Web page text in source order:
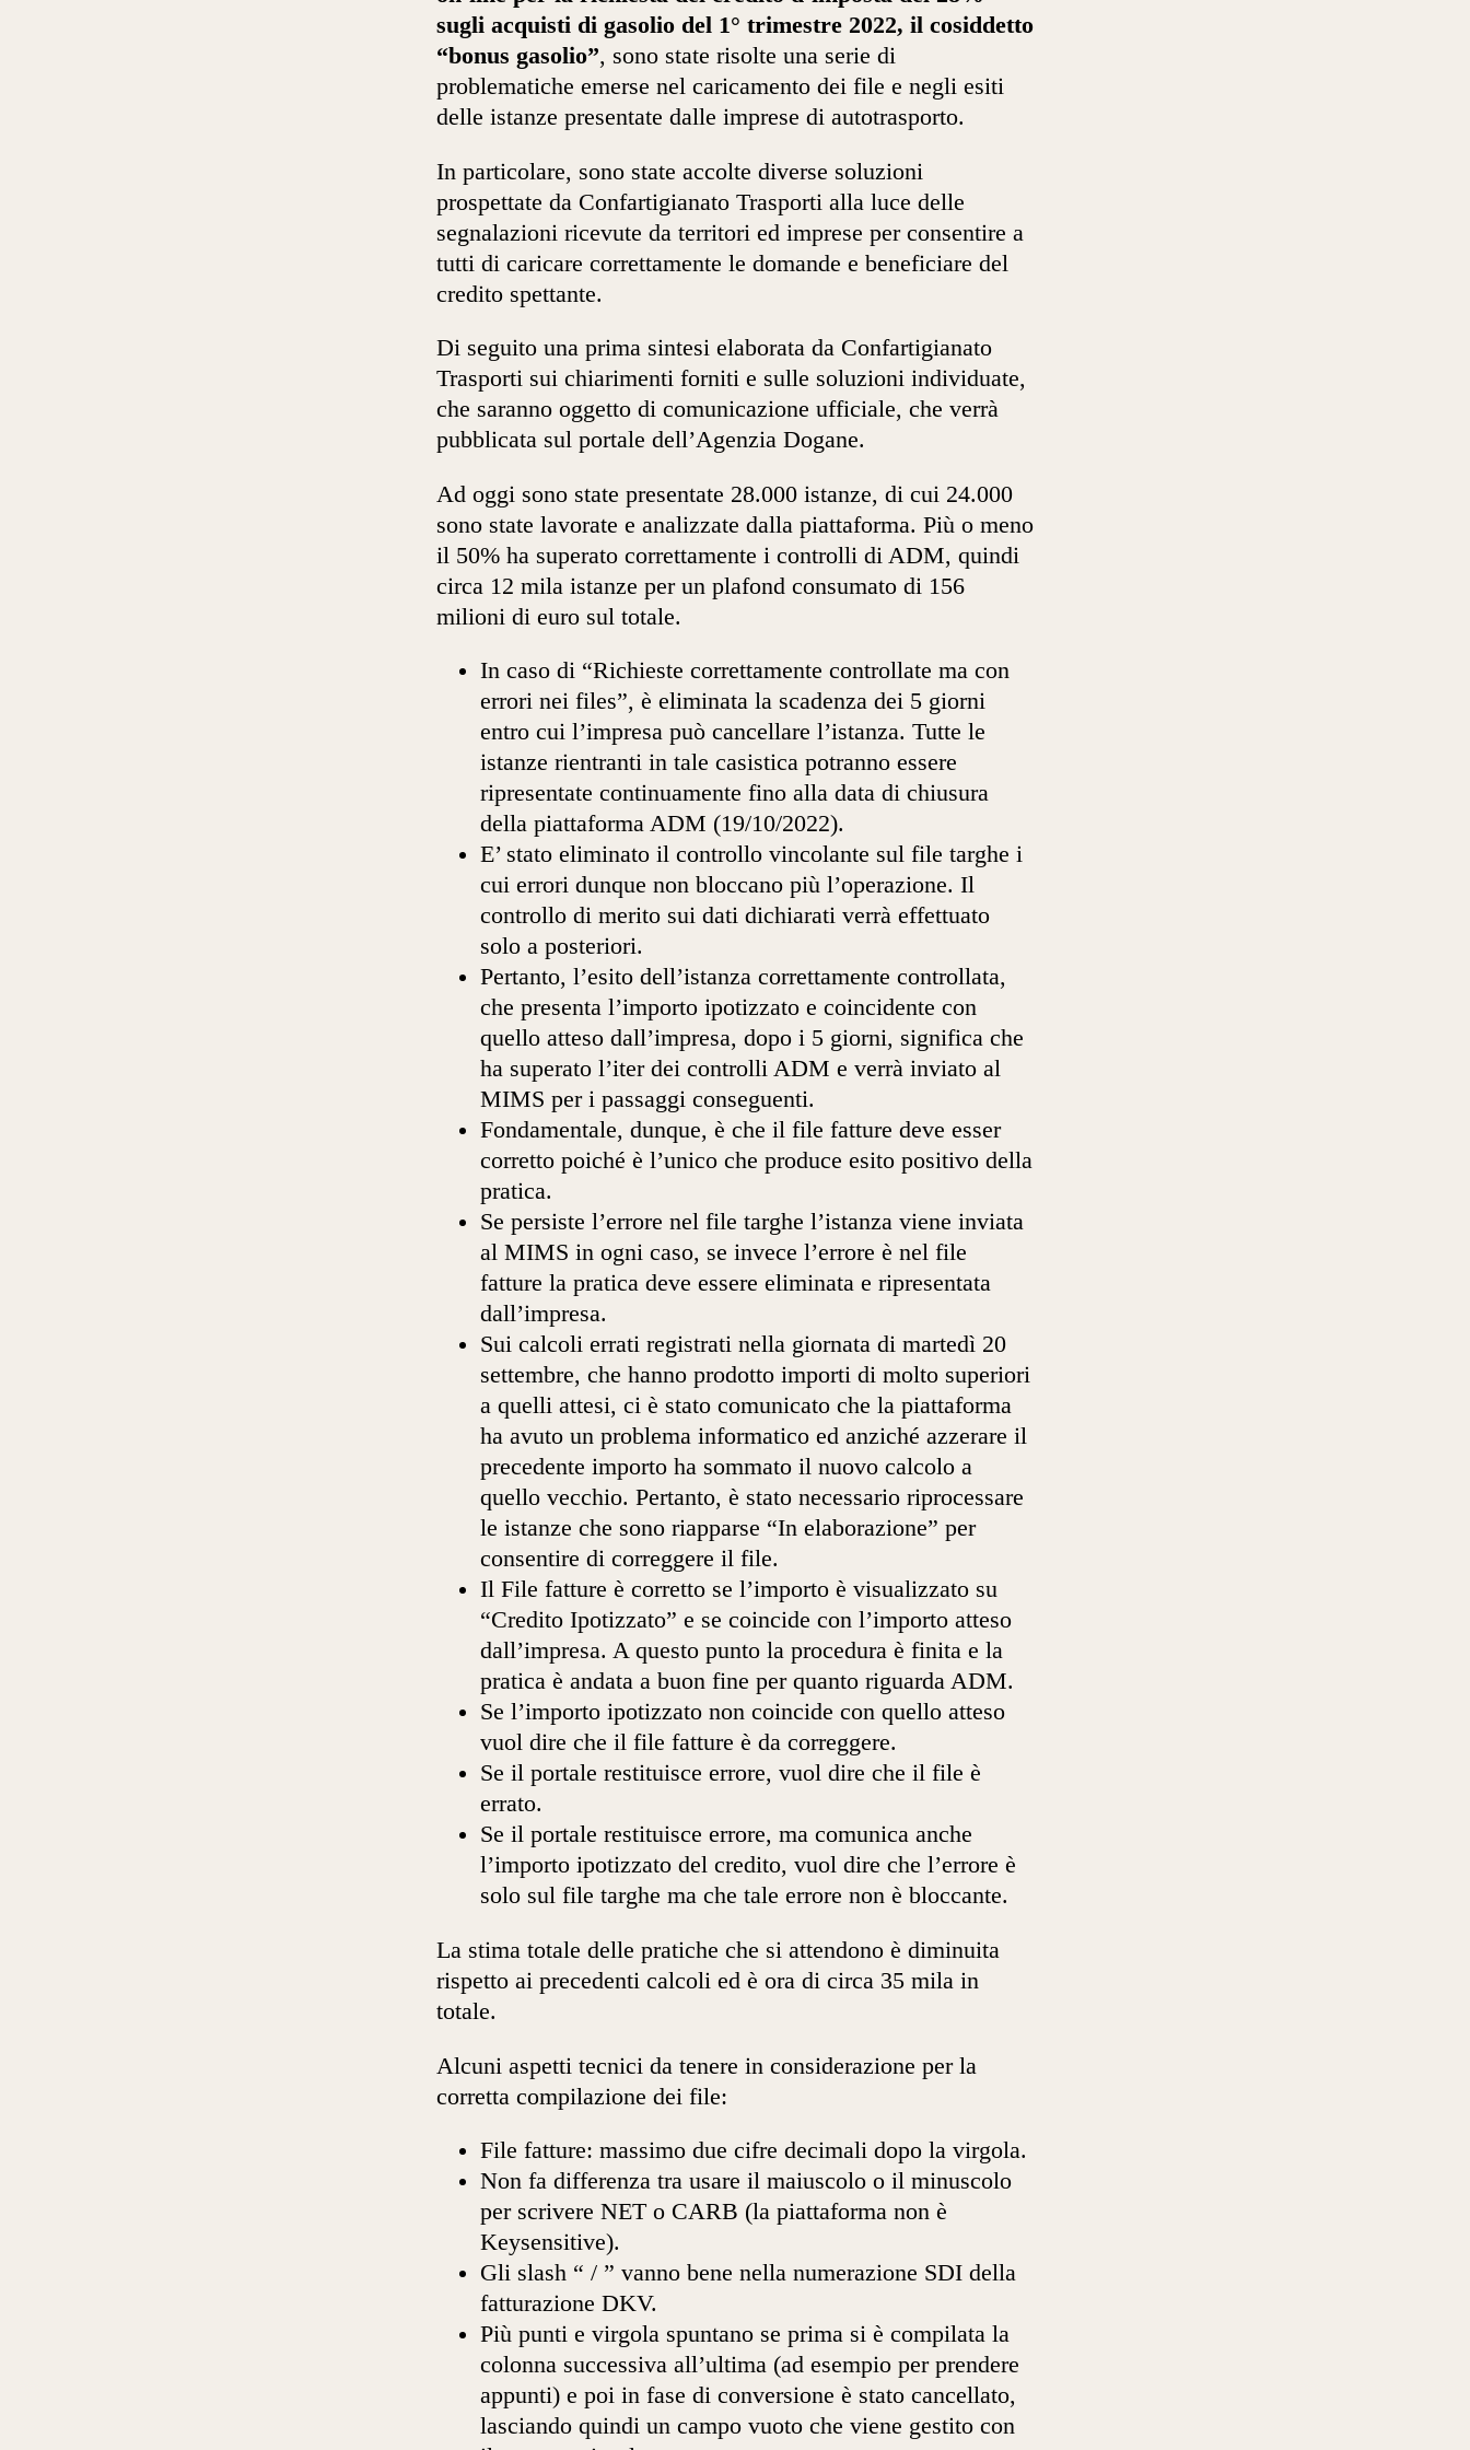
sugli acquisti di gasolio del 1° trimestre 2022, il cosiddetto
“bonus gasolio”, sono state risolte una serie di
problematiche emerse nel caricamento dei file e negli esiti
delle istanze presentate dalle imprese di autotrasporto.
In particolare, sono state accolte diverse soluzioni
prospettate da Confartigianato Trasporti alla luce delle
segnalazioni ricevute da territori ed imprese per consentire a
tutti di caricare correttamente le domande e beneficiare del
credito spettante.
Di seguito una prima sintesi elaborata da Confartigianato
Trasporti sui chiarimenti forniti e sulle soluzioni individuate,
che saranno oggetto di comunicazione ufficiale, che verrà
pubblicata sul portale dell’Agenzia Dogane.
Ad oggi sono state presentate 28.000 istanze, di cui 24.000
sono state lavorate e analizzate dalla piattaforma. Più o meno
il 50% ha superato correttamente i controlli di ADM, quindi
circa 12 mila istanze per un plafond consumato di 156
milioni di euro sul totale.
In caso di “Richieste correttamente controllate ma con
errori nei files”, è eliminata la scadenza dei 5 giorni
entro cui l’impresa può cancellare l’istanza. Tutte le
istanze rientranti in tale casistica potranno essere
ripresentate continuamente fino alla data di chiusura
della piattaforma ADM (19/10/2022).
E’ stato eliminato il controllo vincolante sul file targhe i
cui errori dunque non bloccano più l’operazione. Il
controllo di merito sui dati dichiarati verrà effettuato
solo a posteriori.
Pertanto, l’esito dell’istanza correttamente controllata,
che presenta l’importo ipotizzato e coincidente con
quello atteso dall’impresa, dopo i 5 giorni, significa che
ha superato l’iter dei controlli ADM e verrà inviato al
MIMS per i passaggi conseguenti.
Fondamentale, dunque, è che il file fatture deve esser
corretto poiché è l’unico che produce esito positivo della
pratica.
Se persiste l’errore nel file targhe l’istanza viene inviata
al MIMS in ogni caso, se invece l’errore è nel file
fatture la pratica deve essere eliminata e ripresentata
dall’impresa.
Sui calcoli errati registrati nella giornata di martedì 20
settembre, che hanno prodotto importi di molto superiori
a quelli attesi, ci è stato comunicato che la piattaforma
ha avuto un problema informatico ed anziché azzerare il
precedente importo ha sommato il nuovo calcolo a
quello vecchio. Pertanto, è stato necessario riprocessare
le istanze che sono riapparse “In elaborazione” per
consentire di correggere il file.
Il File fatture è corretto se l’importo è visualizzato su
“Credito Ipotizzato” e se coincide con l’importo atteso
dall’impresa. A questo punto la procedura è finita e la
pratica è andata a buon fine per quanto riguarda ADM.
Se l’importo ipotizzato non coincide con quello atteso
vuol dire che il file fatture è da correggere.
Se il portale restituisce errore, vuol dire che il file è
errato.
Se il portale restituisce errore, ma comunica anche
l’importo ipotizzato del credito, vuol dire che l’errore è
solo sul file targhe ma che tale errore non è bloccante.
La stima totale delle pratiche che si attendono è diminuita
rispetto ai precedenti calcoli ed è ora di circa 35 mila in
totale.
Alcuni aspetti tecnici da tenere in considerazione per la
corretta compilazione dei file:
File fatture: massimo due cifre decimali dopo la virgola.
Non fa differenza tra usare il maiuscolo o il minuscolo
per scrivere NET o CARB (la piattaforma non è
Keysensitive).
Gli slash “ / ” vanno bene nella numerazione SDI della
fatturazione DKV.
Più punti e virgola spuntano se prima si è compilata la
colonna successiva all’ultima (ad esempio per prendere
appunti) e poi in fase di conversione è stato cancellato,
lasciando quindi un campo vuoto che viene gestito con